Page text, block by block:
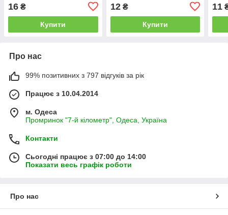
16 ₴
Купити
12₴
Купити
11
Про нас
99% позитивних з 797 відгуків за рік
Працює з 10.04.2014
м. Одеса
Промринок "7-й кілометр", Одеса, Україна
Контакти
Сьогодні працює з 07:00 до 14:00
Показати весь графік роботи
Про нас